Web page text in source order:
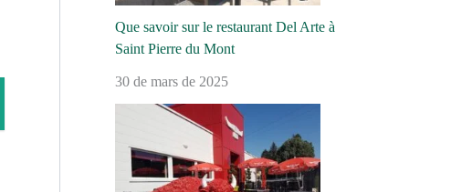
Que savoir sur le restaurant Del Arte à
Saint Pierre du Mont
30 de mars de 2025